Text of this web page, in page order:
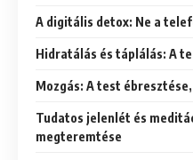
A digitális detox: Ne a
Hidratálás és táplálás: A
Mozgás: A test
Tudatos jelenlét és
megteremtése